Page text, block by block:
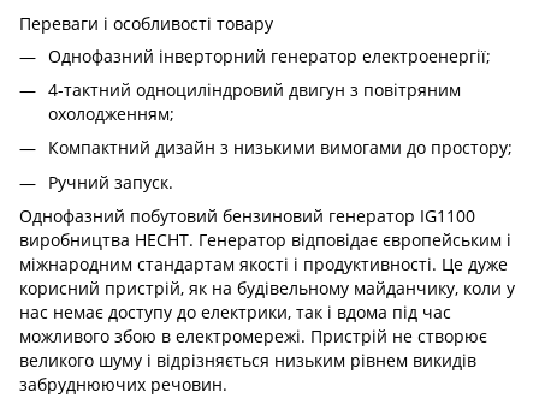
Переваги і особливості товару
Однофазний інверторний генератор електроенергії;
4-тактний одноциліндровий двигун з повітряним
охолодженням;
Компактний дизайн з низькими вимогами до простору;
Ручний запуск.
Однофазний побутовий бензиновий генератор IG1100
виробництва HECHT. Генератор відповідає європейським і
міжнародним стандартам якості і продуктивності. Це дуже
корисний пристрій, як на будівельному майданчику, коли у
нас немає доступу до електрики, так і вдома під час
можливого збою в електромережі. Пристрій не створює
великого шуму і відрізняється низьким рівнем викидів
забруднюючих речовин.